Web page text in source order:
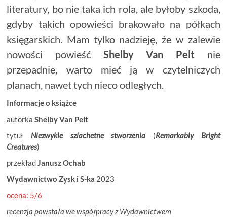
literatury, bo nie taka ich rola, ale byłoby szkoda,
gdyby takich opowieści brakowało na półkach
księgarskich. Mam tylko nadzieję, że w zalewie
nowości powieść Shelby Van Pelt nie
przepadnie, warto mieć ją w czytelniczych
planach, nawet tych nieco odległych.
Informacjeo książce
autorkaShelby Van Pelt
tytułNiezwykle szlachetne stworzenia (Remarkably
Bright
Creatures)
przekładJanusz Ochab
Wydawnictwo Zysk i S-ka 2023
ocena: 5/6
recenzja powstała we współpracy z Wydawnictwem